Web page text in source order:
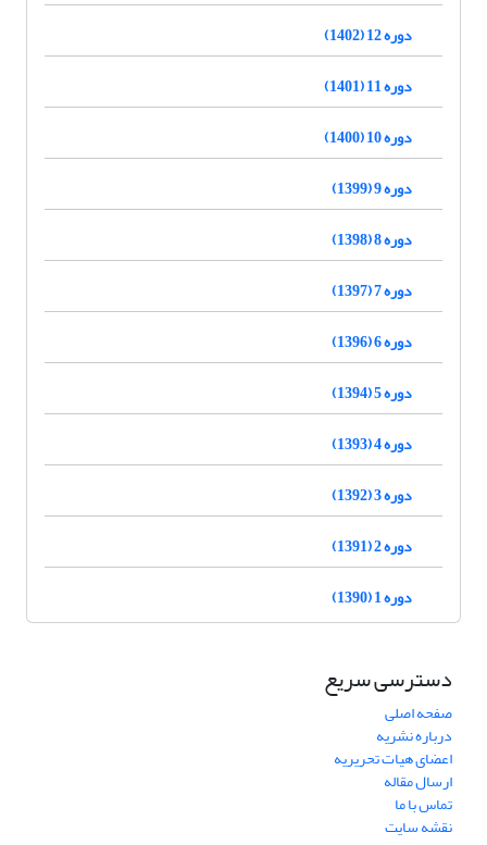
دوره 12 (1402)
دوره 11 (1401)
دوره 10 (1400)
دوره 9 (1399)
دوره 8 (1398)
دوره 7 (1397)
دوره 6 (1396)
دوره 5 (1394)
دوره 4 (1393)
دوره 3 (1392)
دوره 2 (1391)
دوره 1 (1390)
دسترسی سریع
صفحه اصلی
درباره نشریه
اعضای هیات تحریریه
ارسال مقاله
تماس با ما
نقشه سایت